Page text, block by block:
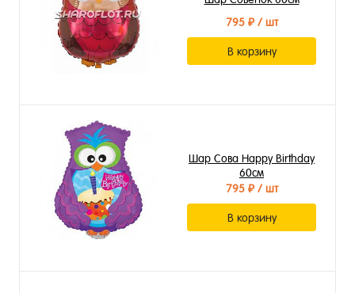
795 ₽/ шт
В корзину
Шар Сова Happy Birthday
60см
795 ₽/ шт
В корзину